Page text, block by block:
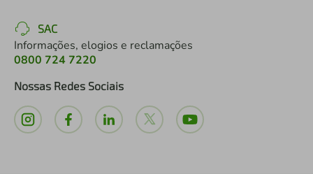
SAC
Informações, elogios e reclamações
0800 724 7220
Nossas Redes Sociais